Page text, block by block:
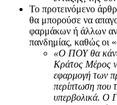
Το προτεινόμενο
θα μπορούσε να
φαρμάκων ή άλλων
πανδημίας, καθώς οι
«Ο ΠΟΥ θα
Κράτος Μέρος
εφαρμογή των
περίπτωση που
υπερβολικά. Ο